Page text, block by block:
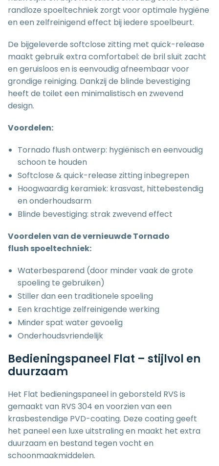
randloze spoeltechniek zorgt voor optimale hygiëne
en een zelfreinigend effect bij iedere spoelbeurt.
De bijgeleverde softclose zitting met quick-release
maakt gebruik extra comfortabel: de bril sluit zacht
en geruisloos en is eenvoudig afneembaar voor
grondige reiniging. Dankzij de blinde bevestiging
heeft de toilet een minimalistisch en zwevend
design.
Voordelen:
Tornado flush ontwerp: hygiënisch en eenvoudig
schoon te houden
Softclose & quick-release zitting inbegrepen
Hoogwaardig keramiek: krasvast, hittebestendig
en onderhoudsarm
Blinde bevestiging: strak zwevend effect
Voordelen van de vernieuwdeTornado
flush spoeltechniek:
Waterbesparend (door minder vaak de grote
spoeling te gebruiken)
Stiller dan een traditionele spoeling
Een krachtige zelfreinigende werking
Minder spat water gevoelig
Onderhoudsvriendelijk
Bedieningspaneel Flat – stijlvol en
duurzaam
Het Flat bedieningspaneel in geborsteld RVS is
gemaakt van RVS 304 en voorzien van een
krasbestendige PVD-coating. Deze coating geeft
het paneel een luxe uitstraling en maakt het extra
duurzaam en bestand tegen vocht en
schoonmaakmiddelen.